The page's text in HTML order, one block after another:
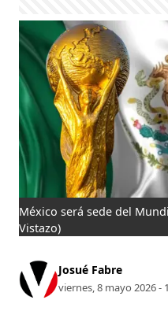
México será sede del
Vistazo)
Josué Fabre
viernes, 8 mayo 2026 -